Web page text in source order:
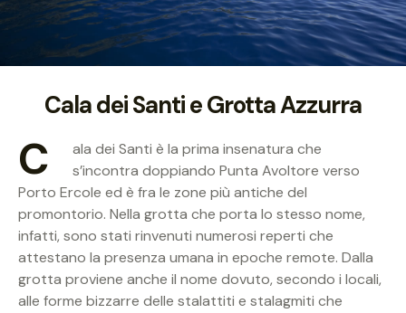
Cala dei Santi e Grotta Azzurra
C
ala dei Santi è la prima insenatura che
s’incontra doppiando Punta Avoltore verso
Porto Ercole ed è fra le zone più antiche del
promontorio. Nella grotta che porta lo stesso nome,
infatti, sono stati rinvenuti numerosi reperti che
attestano la presenza umana in epoche remote. Dalla
grotta proviene anche il nome dovuto, secondo i locali,
alle forme bizzarre delle stalattiti e stalagmiti che